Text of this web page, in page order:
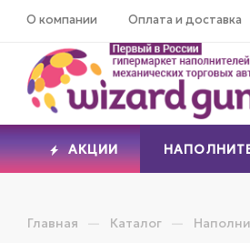
О компании Оплата и доставка
АКЦИИ
Главная — Каталог —